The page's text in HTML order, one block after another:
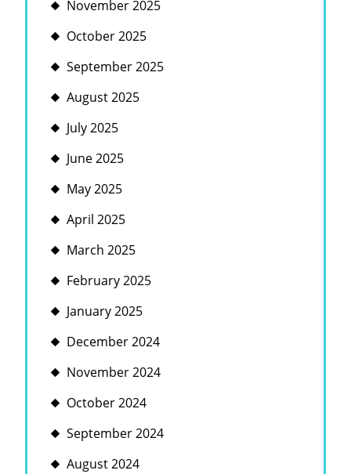
November 2025
October 2025
September 2025
August 2025
July 2025
June 2025
May 2025
April 2025
March 2025
February 2025
January 2025
December 2024
November 2024
October 2024
September 2024
August 2024